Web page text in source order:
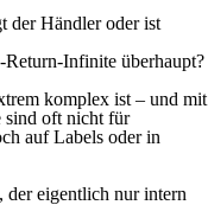
der Händler oder ist
Infinite überhaupt?
komplex ist – und mit
sind oft nicht für
auf Labels oder in
eigentlich nur intern